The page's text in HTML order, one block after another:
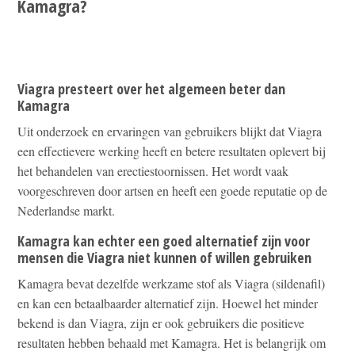
Kamagra?
Viagra presteert over het algemeen beter dan
Kamagra
Uit onderzoek en ervaringen van gebruikers blijkt dat Viagra
een effectievere werking heeft en betere resultaten oplevert bij
het behandelen van erectiestoornissen. Het wordt vaak
voorgeschreven door artsen en heeft een goede reputatie op de
Nederlandse markt.
Kamagra kan echter een goed alternatief zijn voor
mensen die Viagra niet kunnen of willen gebruiken
Kamagra bevat dezelfde werkzame stof als Viagra (sildenafil)
en kan een betaalbaarder alternatief zijn. Hoewel het minder
bekend is dan Viagra, zijn er ook gebruikers die positieve
resultaten hebben behaald met Kamagra. Het is belangrijk om